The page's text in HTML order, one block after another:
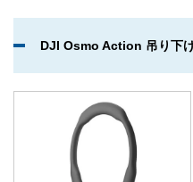
DJI Osmo Action 吊り下